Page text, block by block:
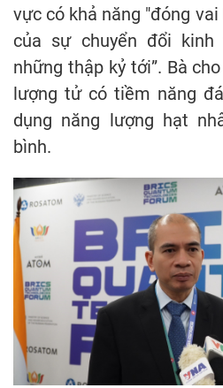
vực có khả năng "đóng
của sự chuyển đổi
những thập kỷ tới”. Bà
lượng tử có tiềm năng
dụng năng lượng hạt
bình.